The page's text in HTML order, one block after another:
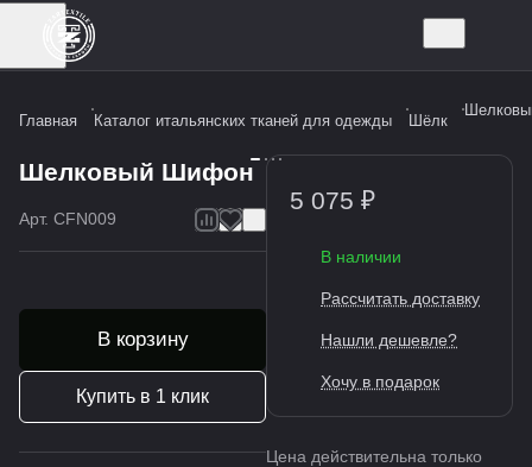
Главная Каталог итальянских тканей для одежды Шёлк
Шелковый Шифон
Арт. CFN009
В корзину
Купить в 1 клик
5 075 ₽
В наличии
Рассчитать доставку
Нашли дешевле?
Хочу в подарок
Цена действительна только